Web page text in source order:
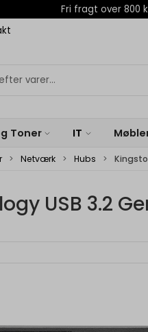
Fri fragt over
Toner IT
Netværk Hubs
USB 3.2